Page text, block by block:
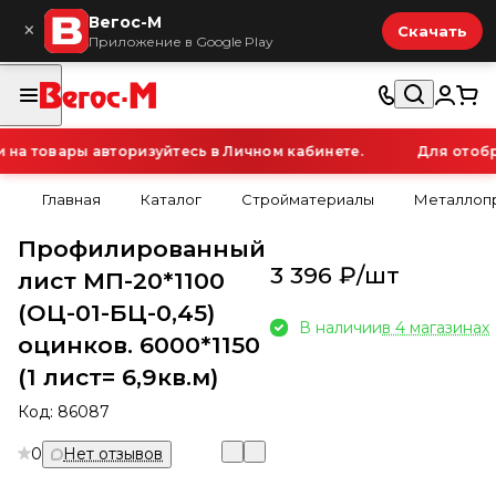
× Вегос-М
Приложение в Google Play
Скачать
авторизуйтесь в Личном кабинете. Для
Главная Каталог Стройматериалы
Профилированный
лист МП-20*1100
(ОЦ-01-БЦ-0,45)
оцинков. 6000*1150
(1 лист= 6,9кв.м)
Код: 86087
0 Нет отзывов
3 396 ₽/шт
В наличиив 4 магазинах